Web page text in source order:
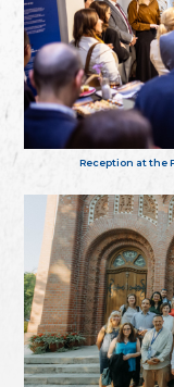
Reception at the